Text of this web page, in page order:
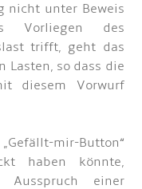
nicht unter Beweis
des
trifft, geht das
Lasten, so dass die
diesem Vorwurf
mir-Button“
haben könnte,
einer